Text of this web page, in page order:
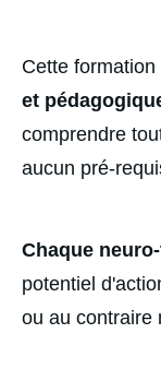
Cette
et
comprendre
aucun pré-
Chaque
potentiel
ou au contraire